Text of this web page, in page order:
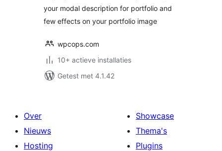
your modal description for portfolio and
few effects on your portfolio image
wpcops.com
10+ actieve installaties
Getest met 4.1.42
Over
Nieuws
Hosting
Showcase
Thema's
Plugins